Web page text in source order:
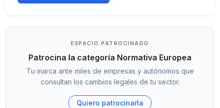
ESPACIO PATROCINADO
Patrocina la categoría Normativa Europea
Tu marca ante miles de empresas y autónomos que
consultan los cambios legales de tu sector.
Quiero patrocinarla